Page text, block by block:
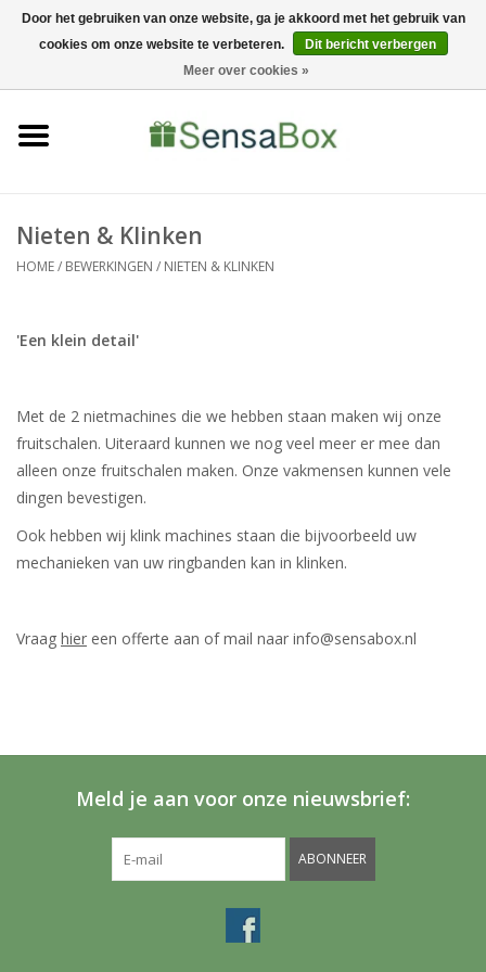
06-22022900 0 Artikelen - €0,00
Bewerkingen
Nieten & Klinken
HOME/ BEWERKINGEN / NIETEN & KLINKEN
'Een klein detail'
Met de 2 nietmachines die we hebben staan maken wij onze
fruitschalen. Uiteraard kunnen we nog veel meer er mee dan
alleen onze fruitschalen maken. Onze vakmensen kunnen vele
dingen bevestigen.
Ook hebben wij klink machines staan die bijvoorbeeld uw
mechanieken van uw ringbanden kan in klinken.
Vraag hier een offerte aan of mail naar info@sensabox.nl
Meld je aan voor onze nieuwsbrief:
ABONNEER
Door het gebruiken van onze website, ga je akkoord met het gebruik van
cookies om onze website te verbeteren.
Dit bericht verbergen
Meer over cookies »